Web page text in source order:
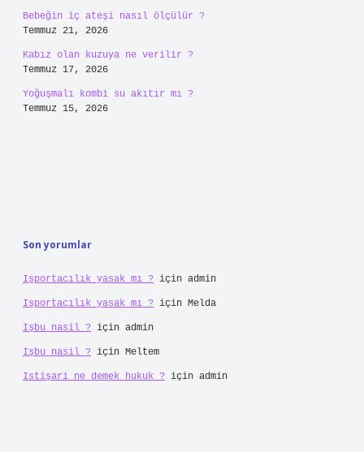
Bebeğin iç ateşi nasıl ölçülür ?
Temmuz 21, 2026
Kabız olan kuzuya ne verilir ?
Temmuz 17, 2026
Yoğuşmalı kombi su akıtır mı ?
Temmuz 15, 2026
Son yorumlar
Işportacılık yasak mı ? için admin
Işportacılık yasak mı ? için Melda
Işbu nasil ? için admin
Işbu nasil ? için Meltem
Istişari ne demek hukuk ? için admin